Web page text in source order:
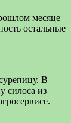
месяце
остальные
В
силоса из